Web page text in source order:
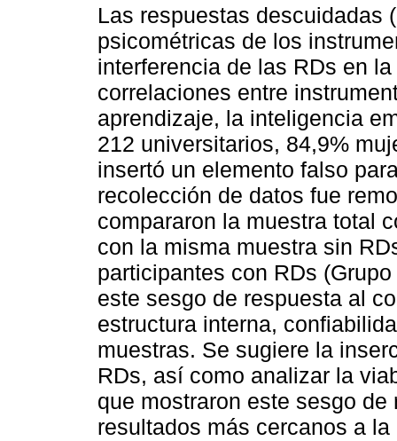
Las respuestas descuidadas
psicométricas de los
interferencia de las RDs en
correlaciones entre
aprendizaje, la inteligencia
212 universitarios, 84,9%
insertó un elemento falso
recolección de datos fue
compararon la muestra total
con la misma muestra sin
participantes con RDs
este sesgo de respuesta al
estructura interna,
muestras. Se sugiere la
RDs, así como analizar la
que mostraron este sesgo
resultados más cercanos a